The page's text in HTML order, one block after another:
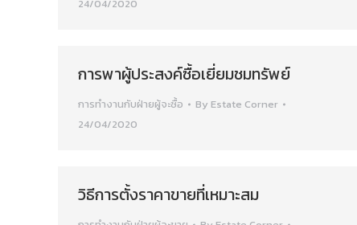
24/04/2020
การพาผู้ประสงค์ซื้อเยี่ยมชมทรัพย์
การทำงานกับฝ่ายผู้จะซื้อ By Estate Corner
24/04/2020
วิธีการตั้งราคาขายที่เหมาะสม